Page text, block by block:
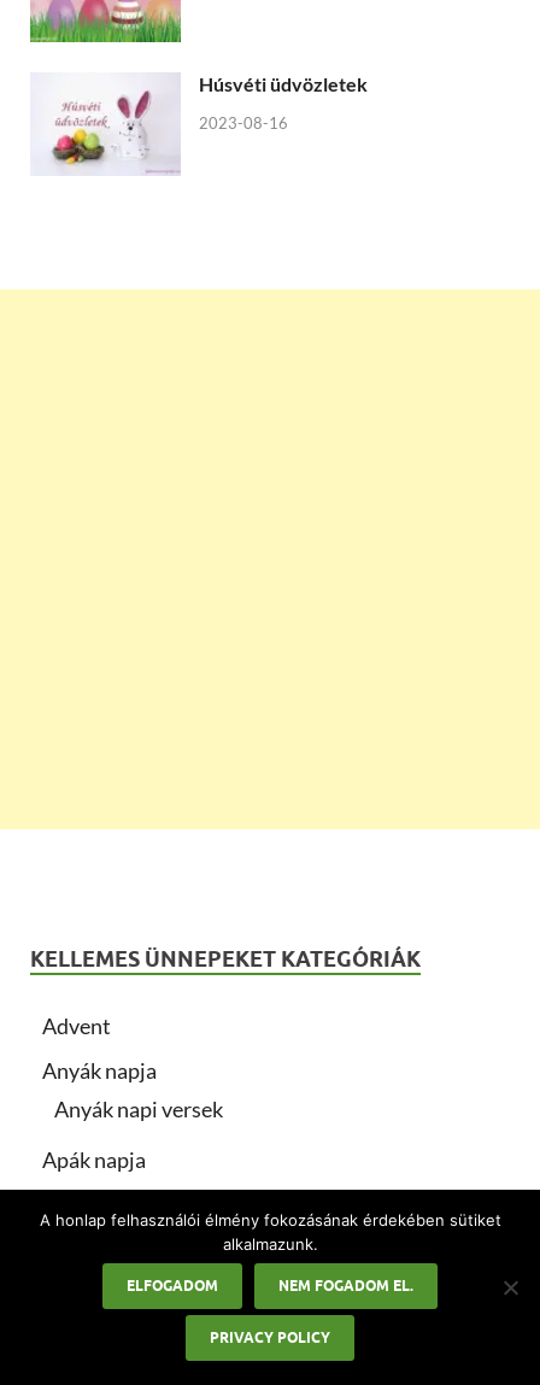
Húsvéti üdvözletek
2023-08-16
KELLEMES ÜNNEPEKET KATEGÓRIÁK
Advent
Anyák napja
Anyák napi versek
Apák napja
A honlap felhasználói élmény fokozásának érdekében sütiket
alkalmazunk.
ELFOGADOM NEM FOGADOM EL.
PRIVACY POLICY